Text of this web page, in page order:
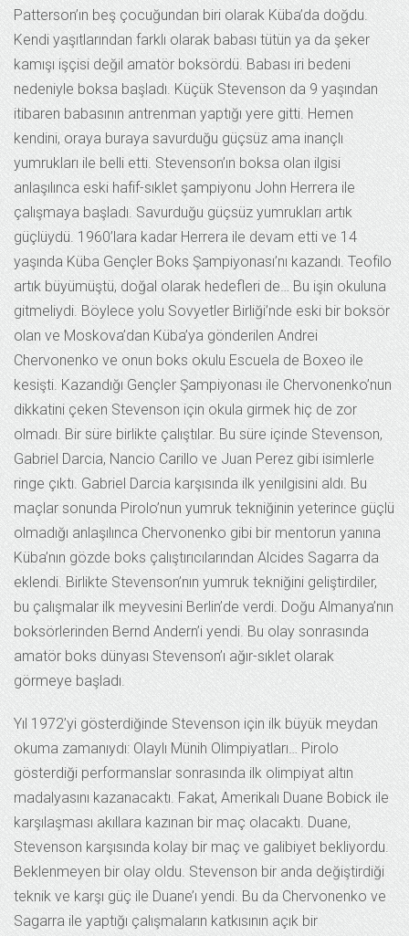
Patterson’ın beş çocuğundan biri olarak Küba’da doğdu.
Kendi yaşıtlarından farklı olarak babası tütün ya da şeker
kamışı işçisi değil amatör boksördü. Babası iri bedeni
nedeniyle boksa başladı. Küçük Stevenson da 9 yaşından
itibaren babasının antrenman yaptığı yere gitti. Hemen
kendini, oraya buraya savurduğu güçsüz ama inançlı
yumrukları ile belli etti. Stevenson’ın boksa olan ilgisi
anlaşılınca eski hafif-sıklet şampiyonu John Herrera ile
çalışmaya başladı. Savurduğu güçsüz yumrukları artık
güçlüydü. 1960’lara kadar Herrera ile devam etti ve 14
yaşında Küba Gençler Boks Şampiyonası’nı kazandı. Teofilo
artık büyümüştü, doğal olarak hedefleri de… Bu işin okuluna
gitmeliydi. Böylece yolu Sovyetler Birliği’nde eski bir boksör
olan ve Moskova’dan Küba’ya gönderilen Andrei
Chervonenko ve onun boks okulu Escuela de Boxeo ile
kesişti. Kazandığı Gençler Şampiyonası ile Chervonenko’nun
dikkatini çeken Stevenson için okula girmek hiç de zor
olmadı. Bir süre birlikte çalıştılar. Bu süre içinde Stevenson,
Gabriel Darcia, Nancio Carillo ve Juan Perez gibi isimlerle
ringe çıktı. Gabriel Darcia karşısında ilk yenilgisini aldı. Bu
maçlar sonunda Pirolo’nun yumruk tekniğinin yeterince güçlü
olmadığı anlaşılınca Chervonenko gibi bir mentorun yanına
Küba’nın gözde boks çalıştırıcılarından Alcides Sagarra da
eklendi. Birlikte Stevenson’nın yumruk tekniğini geliştirdiler,
bu çalışmalar ilk meyvesini Berlin’de verdi. Doğu Almanya’nın
boksörlerinden Bernd Andern’i yendi. Bu olay sonrasında
amatör boks dünyası Stevenson’ı ağır-sıklet olarak
görmeye başladı.
Yıl 1972’yi gösterdiğinde Stevenson için ilk büyük meydan
okuma zamanıydı: Olaylı Münih Olimpiyatları… Pirolo
gösterdiği performanslar sonrasında ilk olimpiyat altın
madalyasını kazanacaktı. Fakat, Amerikalı Duane Bobick ile
karşılaşması akıllara kazınan bir maç olacaktı. Duane,
Stevenson karşısında kolay bir maç ve galibiyet bekliyordu.
Beklenmeyen bir olay oldu. Stevenson bir anda değiştirdiği
teknik ve karşı güç ile Duane’ı yendi. Bu da Chervonenko ve
Sagarra ile yaptığı çalışmaların katkısının açık bir